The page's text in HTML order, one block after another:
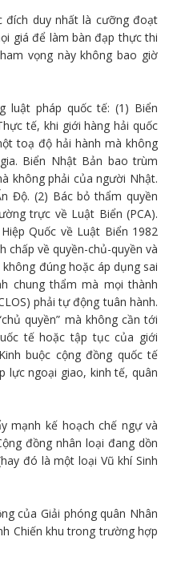
đích duy nhất là cưỡng đoạt
giá để làm bàn đạp thực thi
vọng này không bao giờ
luật pháp quốc tế: (1) Biển
tế, khi giới hàng hải quốc
toạ độ hải hành mà không
Biển Nhật Bản bao trùm
không phải của người Nhật.
Độ. (2) Bác bỏ thẩm quyền
trực về Luật Biển (PCA).
Quốc về Luật Biển 1982
chấp về quyền-chủ-quyền và
đúng hoặc áp dụng sai
chung thẩm mà mọi thành
phải tự động tuân hành.
quyền” mà không cần tới
tế hoặc tập tục của giới
buộc cộng đồng quốc tế
lực ngoại giao, kinh tế, quân
mạnh kế hoạch chế ngự và
đồng nhân loại đang dồn
đó là một loại Vũ khí Sinh
của Giải phóng quân Nhân
Chiến khu trong trường hợp